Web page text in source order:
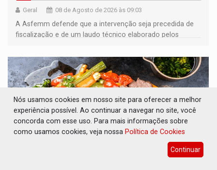
Geral 08 de Agosto de 2026 às 09:03
A Asfemm defende que a intervenção seja precedida de
fiscalização e de um laudo técnico elaborado pelos
Nós usamos cookies em nosso site para oferecer a melhor
experiência possível. Ao continuar a navegar no site, você
concorda com esse uso. Para mais informações sobre
como usamos cookies, veja nossa Política de Cookies
Continuar